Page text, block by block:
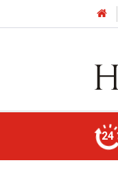
24
göstermemesi